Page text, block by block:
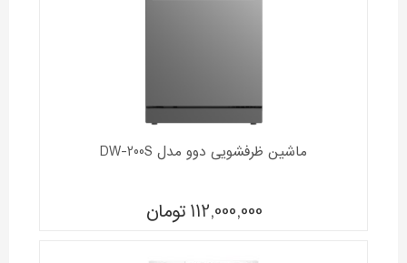
ماشین ظرفشویی دوو مدل DW-200S
112,000,000 تومان